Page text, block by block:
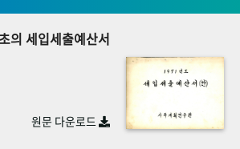
기록물 행정박물
보는 50년 50+1주년 광장
의 세입세출예산서
원문 다운로드